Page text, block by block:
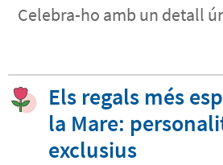
Celebra-ho amb un detall
Els regals més
la Mare:
exclusius